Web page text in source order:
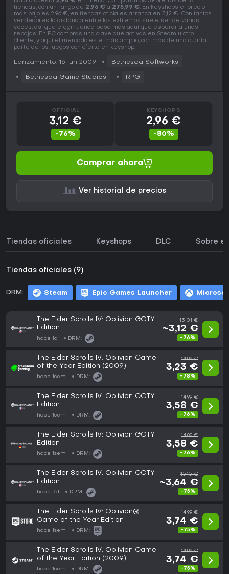
tiendas, con un rango de 2,96 € a 275,99 €. En keyshops el precio
más bajo es 2,96 €, en tiendas oficiales arranca en 3,12 €. Con tantos
vendedores la distancia entre los extremos suele ser de varias
veces, así que elegir tienda pesa más aquí que esperar a unas
rebajas. En PC compras una clave que activas en Steam u otro
cliente, y aquí el mercado es el más amplio, con más de una cuarta
parte de los juegos con oferta en keyshop.
Lanzamiento: 16 jun 2009 Bethesda Softworks
Bethesda Game Studios RPG
OFFICIAL
3,12 €
-76%
KEYSHOPS
2,96 €
-80%
Comprar ahora
Ver historial de precios
Tiendas oficiales Keyshops DLC Sobre
Tiendas oficiales (9)
DRM: Steam Epic Games Launcher
The Elder Scrolls IV: Oblivion GOTY
Edition
hace 1d DRM:
13,01 €
~3,12 €
-76%
The Elder Scrolls IV: Oblivion Game
of the Year Edition (2009)
hace 1sem DRM:
14,99 €
3,23 €
-78%
The Elder Scrolls IV: Oblivion GOTY
Edition
hace 1sem DRM:
14,99 €
3,58 €
-76%
The Elder Scrolls IV: Oblivion GOTY
Edition
hace 1sem DRM:
14,99 €
3,58 €
-76%
The Elder Scrolls IV: Oblivion GOTY
Edition
hace 3d DRM:
15,15 €
~3,64 €
-75%
The Elder Scrolls IV: Oblivion®
Game of the Year Edition
hace 1sem DRM:
14,99 €
3,74 €
-75%
The Elder Scrolls IV: Oblivion Game
of the Year Edition (2009)
hace 1sem DRM:
14,99 €
3,74 €
-75%